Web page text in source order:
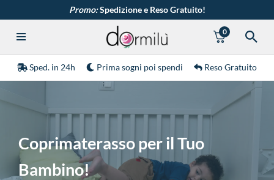
Vai
contenuto
Promo:Spedizione e Reso Gratuito!
0
Sped. in 24h Prima sogni poi spendi Reso Gratuito
Coprimaterasso per il Tuo
Bambino!